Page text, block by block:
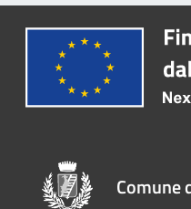
Comune